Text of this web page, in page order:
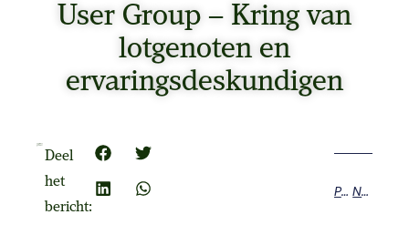
User Group – Kring van
lotgenoten en
ervaringsdeskundigen
Deel
het
bericht:
Previous Next